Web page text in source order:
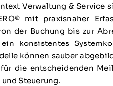
Verwaltung & Service
mit praxisnaher
der Buchung bis zur
konsistentes
können sauber
die entscheidenden
Steuerung.